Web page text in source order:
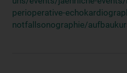
perioperative-
notfallsonographie/